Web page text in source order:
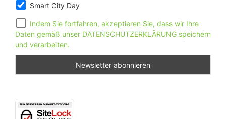
Smart City Day
Indem Sie fortfahren, akzeptieren Sie, dass wir Ihre
Daten gemäß unser DATENSCHUTZERKLÄRUNG speichern
und verarbeiten.